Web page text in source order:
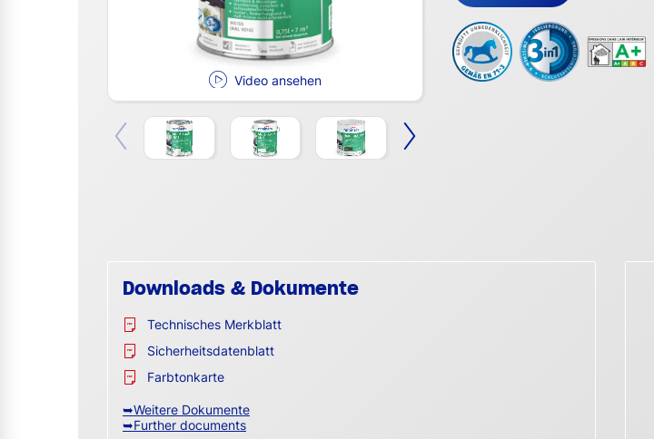
Video ansehen
Downloads & Dokumente
Technisches Merkblatt
Sicherheitsdatenblatt
Farbtonkarte
➥Weitere Dokumente
➥Further documents